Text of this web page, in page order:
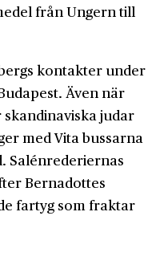
från Ungern till
kontakter under
Även när
judar
med Vita bussarna
Salén­rederiernas
Bernadottes
fartyg som fraktar